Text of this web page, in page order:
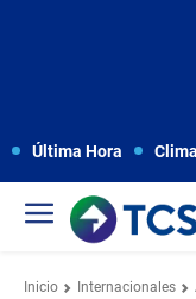
Última Hora Clima
Inicio Internacionales